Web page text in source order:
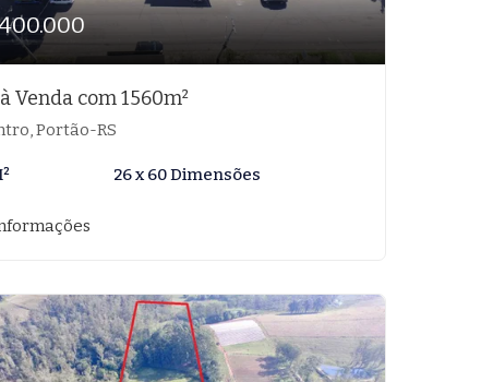
Venda com 1560m²
Portão-RS
26 x 60 Dimensões